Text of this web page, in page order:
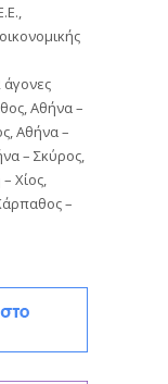
Αθήνα –
Αθήνα –
– Σκύρος,
Χίος,
–